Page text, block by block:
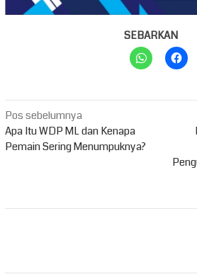
SEBARKAN
Navigasi
pos
Pos sebelumnya
Apa Itu WDP ML dan Kenapa
Pemain Sering Menumpuknya?